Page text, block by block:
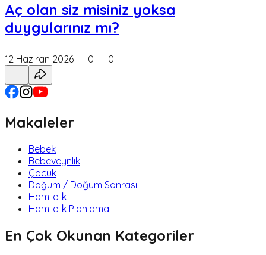
Aç olan siz misiniz yoksa
duygularınız mı?
12 Haziran 2026 0 0
Makaleler
Bebek
Bebeveynlik
Çocuk
Doğum / Doğum Sonrası
Hamilelik
Hamilelik Planlama
En Çok Okunan Kategoriler